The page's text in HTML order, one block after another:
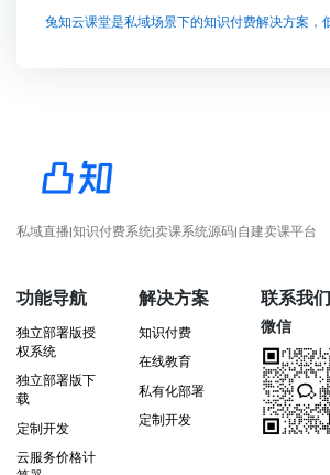
私域直播|知识付费系统|卖课系统源码|自建卖课平台
功能导航
独立部署版授
权系统
独立部署版下
载
定制开发
云服务价格计
解决方案
知识付费
在线教育
私有化部署
定制开发
联系我们
微信